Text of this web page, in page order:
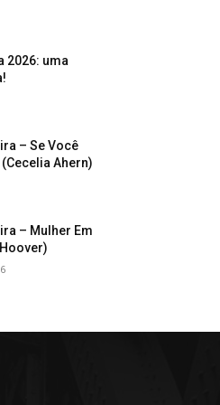
2026: uma
– Se Você
Ahern)
– Mulher Em